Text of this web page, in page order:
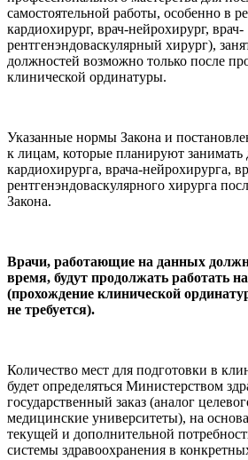
самостоятельной работы, особенно в
кардиохирург, врач-нейрохирург, врач-
рентгенэндоваскулярный хирург),
должностей возможно только после
клинической ординатуры.
Указанные нормы Закона и
к лицам, которые планируют занимать
кардиохирурга, врача-нейрохирурга,
рентгенэндоваскулярного хирурга
Закона.
Врачи, работающие на данных
время, будут продолжать работать
(прохождение клинической
не требуется).
Количество мест для подготовки в
будет определяться Министерством
государственный заказ (аналог
медицинские университеты), на
текущей и дополнительной
системы здравоохранения в